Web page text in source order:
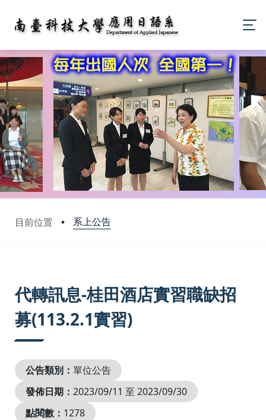
目前位置 系上公告
代轉訊息-桂田酒店實習職缺招
募(113.2.1實習)
公告類別： 單位公告
發佈日期： 2023/09/11 至 2023/09/30
點閱數： 1278